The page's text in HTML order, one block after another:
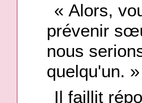
« Alors,
prévenir
nous
quelqu'un. »
Il faillit